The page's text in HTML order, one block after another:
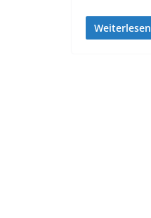
Weiterlesen